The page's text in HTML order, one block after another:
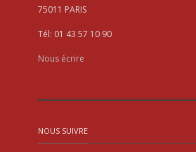
75011 PARIS
Tél: 01 43 57 10 90
Nous écrire
NOUS SUIVRE